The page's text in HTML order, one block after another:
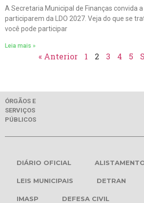
A Secretaria Municipal de Finanças convida
participarem da LDO 2027. Veja do que se
você pode participar
Leia mais »
« Anterior 1 2 3 4 5
ÓRGÃOS E
SERVIÇOS
PÚBLICOS
DIÁRIO OFICIAL
LEIS MUNICIPAIS DETRAN
IMASP DEFESA CIVIL